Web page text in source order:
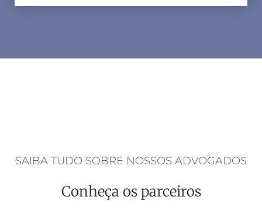
SAIBA TUDO SOBRE NOSSOS ADVOGADOS
Conheça os parceiros